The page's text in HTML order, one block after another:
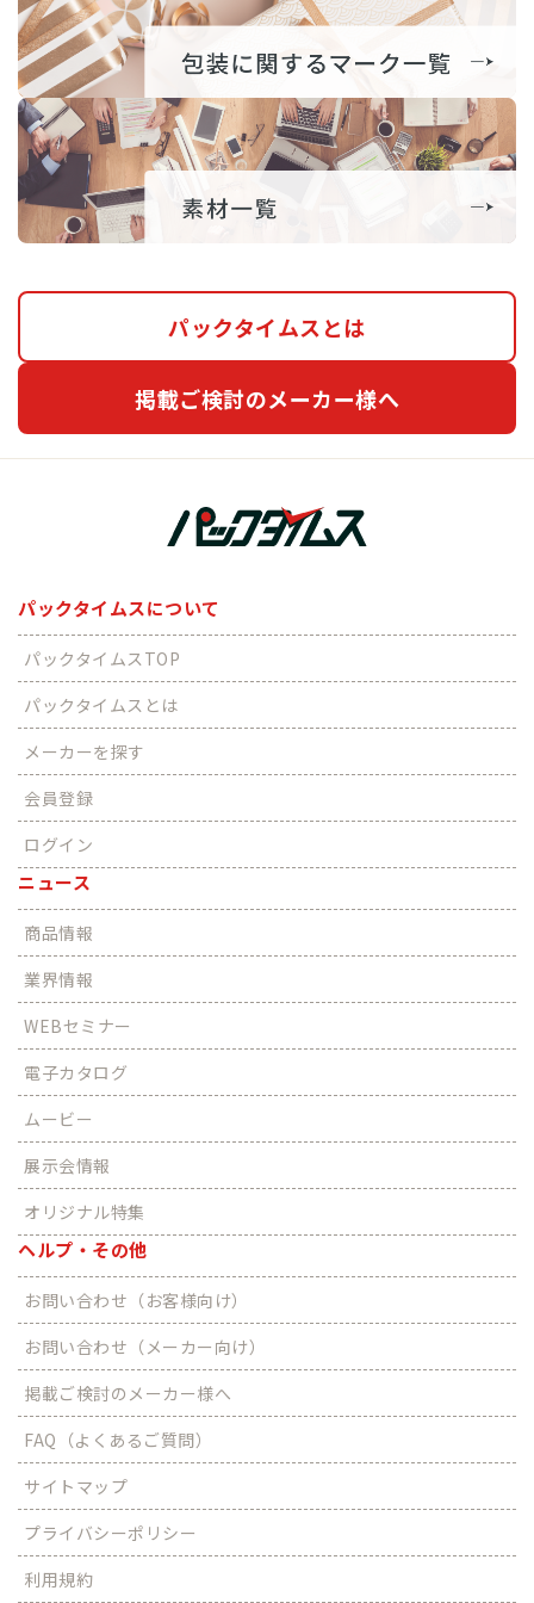
パックタイムスとは
掲載ご検討のメーカー様へ
パックタイムスについて
パックタイムスTOP
パックタイムスとは
メーカーを探す
会員登録
ログイン
ニュース
商品情報
業界情報
WEBセミナー
電子カタログ
ムービー
展示会情報
オリジナル特集
ヘルプ・その他
お問い合わせ（お客様向け）
お問い合わせ（メーカー向け）
掲載ご検討のメーカー様へ
FAQ（よくあるご質問）
サイトマップ
プライバシーポリシー
利用規約